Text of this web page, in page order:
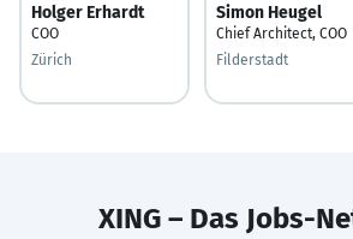
Holger Erhardt
COO
Zürich
Simon Heugel
Chief Architect, COO
Filderstadt
XING – Das Jobs-